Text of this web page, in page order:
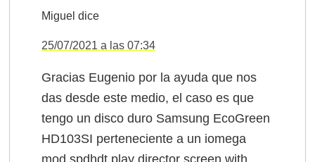
Miguel dice
25/07/2021 a las 07:34
Gracias Eugenio por la ayuda que nos
das desde este medio, el caso es que
tengo un disco duro Samsung EcoGreen
HD103SI perteneciente a un iomega